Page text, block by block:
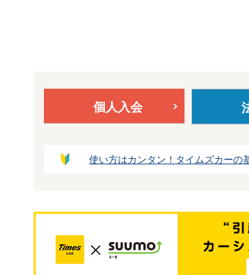
個人入会
使い方はカンタン！タイムズカーの